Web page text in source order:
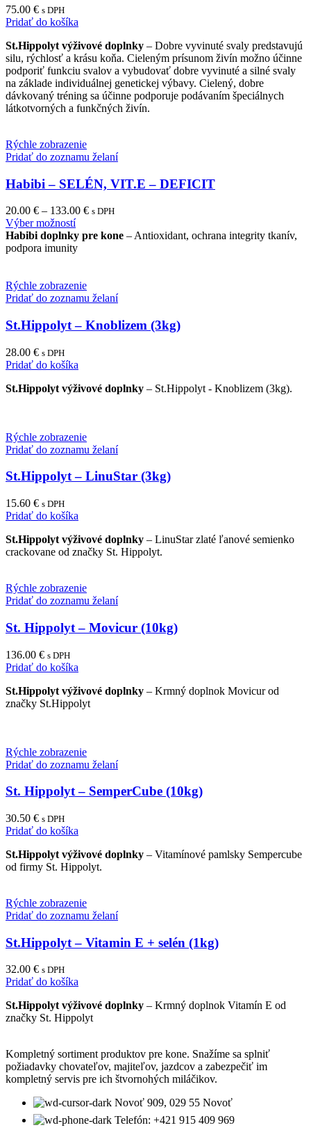
75.00 € s DPH
Pridať do košíka
St.Hippolyt výživové doplnky – Dobre vyvinuté svaly predstavujú
silu, rýchlosť a krásu koňa. Cieleným prísunom živín možno účinne
podporiť funkciu svalov a vybudovať dobre vyvinuté a silné svaly
na základe individuálnej genetickej výbavy. Cielený, dobre
dávkovaný tréning sa účinne podporuje podávaním špeciálnych
látkotvorných a funkčných živín.
Rýchle zobrazenie
Pridať do zoznamu želaní
Habibi – SELÉN, VIT.E – DEFICIT
20.00 € – 133.00 € s DPH
Výber možnostíThis
product
has
The
options
chosen
product
page
Habibi doplnky pre kone – Antioxidant, ochrana integrity tkanív,
podpora imunity
Rýchle zobrazenie
Pridať do zoznamu želaní
St.Hippolyt – Knoblizem (3kg)
28.00 € s DPH
Pridať do košíka
St.Hippolyt výživové doplnky – St.Hippolyt - Knoblizem (3kg).
Rýchle zobrazenie
Pridať do zoznamu želaní
St.Hippolyt – LinuStar (3kg)
15.60 € s DPH
Pridať do košíka
St.Hippolyt výživové doplnky – LinuStar zlaté ľanové semienko
crackovane od značky St. Hippolyt.
Rýchle zobrazenie
Pridať do zoznamu želaní
St. Hippolyt – Movicur (10kg)
136.00 € s DPH
Pridať do košíka
St.Hippolyt výživové doplnky – Krmný doplnok Movicur od
značky St.Hippolyt
Rýchle zobrazenie
Pridať do zoznamu želaní
St. Hippolyt – SemperCube (10kg)
30.50 € s DPH
Pridať do košíka
St.Hippolyt výživové doplnky – Vitamínové pamlsky Sempercube
od firmy St. Hippolyt.
Rýchle zobrazenie
Pridať do zoznamu želaní
St.Hippolyt – Vitamin E + selén (1kg)
32.00 € s DPH
Pridať do košíka
St.Hippolyt výživové doplnky – Krmný doplnok Vitamín E od
značky St. Hippolyt
Kompletný sortiment produktov pre kone. Snažíme sa splniť
požiadavky chovateľov, majiteľov, jazdcov a zabezpečiť im
kompletný servis pre ich štvornohých miláčikov.
Novoť 909, 029 55 Novoť
Telefón: +421 915 409 969